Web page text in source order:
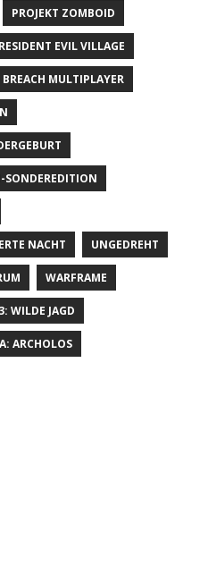
PROJEKT ZOMBOID
RESIDENT EVIL VILLAGE
MULTIPLAYER
SONDEREDITION
NACHT UNGEDREHT
WARFRAME
WILDE JAGD
ARCHOLOS